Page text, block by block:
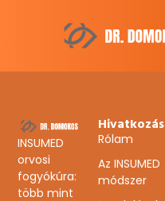
INSUMED
orvosi
fogyókúra:
több mint
Rólam
Az INSUMED
módszer